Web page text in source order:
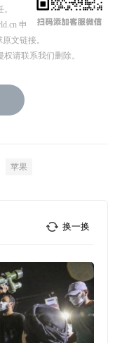
申
文链接。
请联系我们删除。
苹果
换一换